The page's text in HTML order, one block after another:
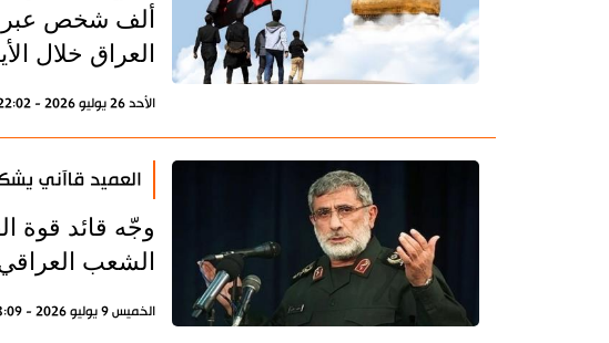
ألف شخص
العراق خلال
الأحد 26 يوليو 2026 - 22:02 بتوقيت طهران
العميد قاآني
وجّه قائد قوة
الشعب
الخميس 9 يوليو 2026 - 13:09 بتوقيت طهران